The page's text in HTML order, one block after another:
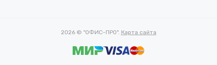
2026 © "ОФИС-ПРО". Карта сайта